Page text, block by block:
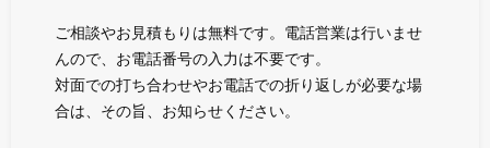
ご相談やお見積もりは無料です。電話営業は行いませ
んので、お電話番号の入力は不要です。
対面での打ち合わせやお電話での折り返しが必要な場
合は、その旨、お知らせください。